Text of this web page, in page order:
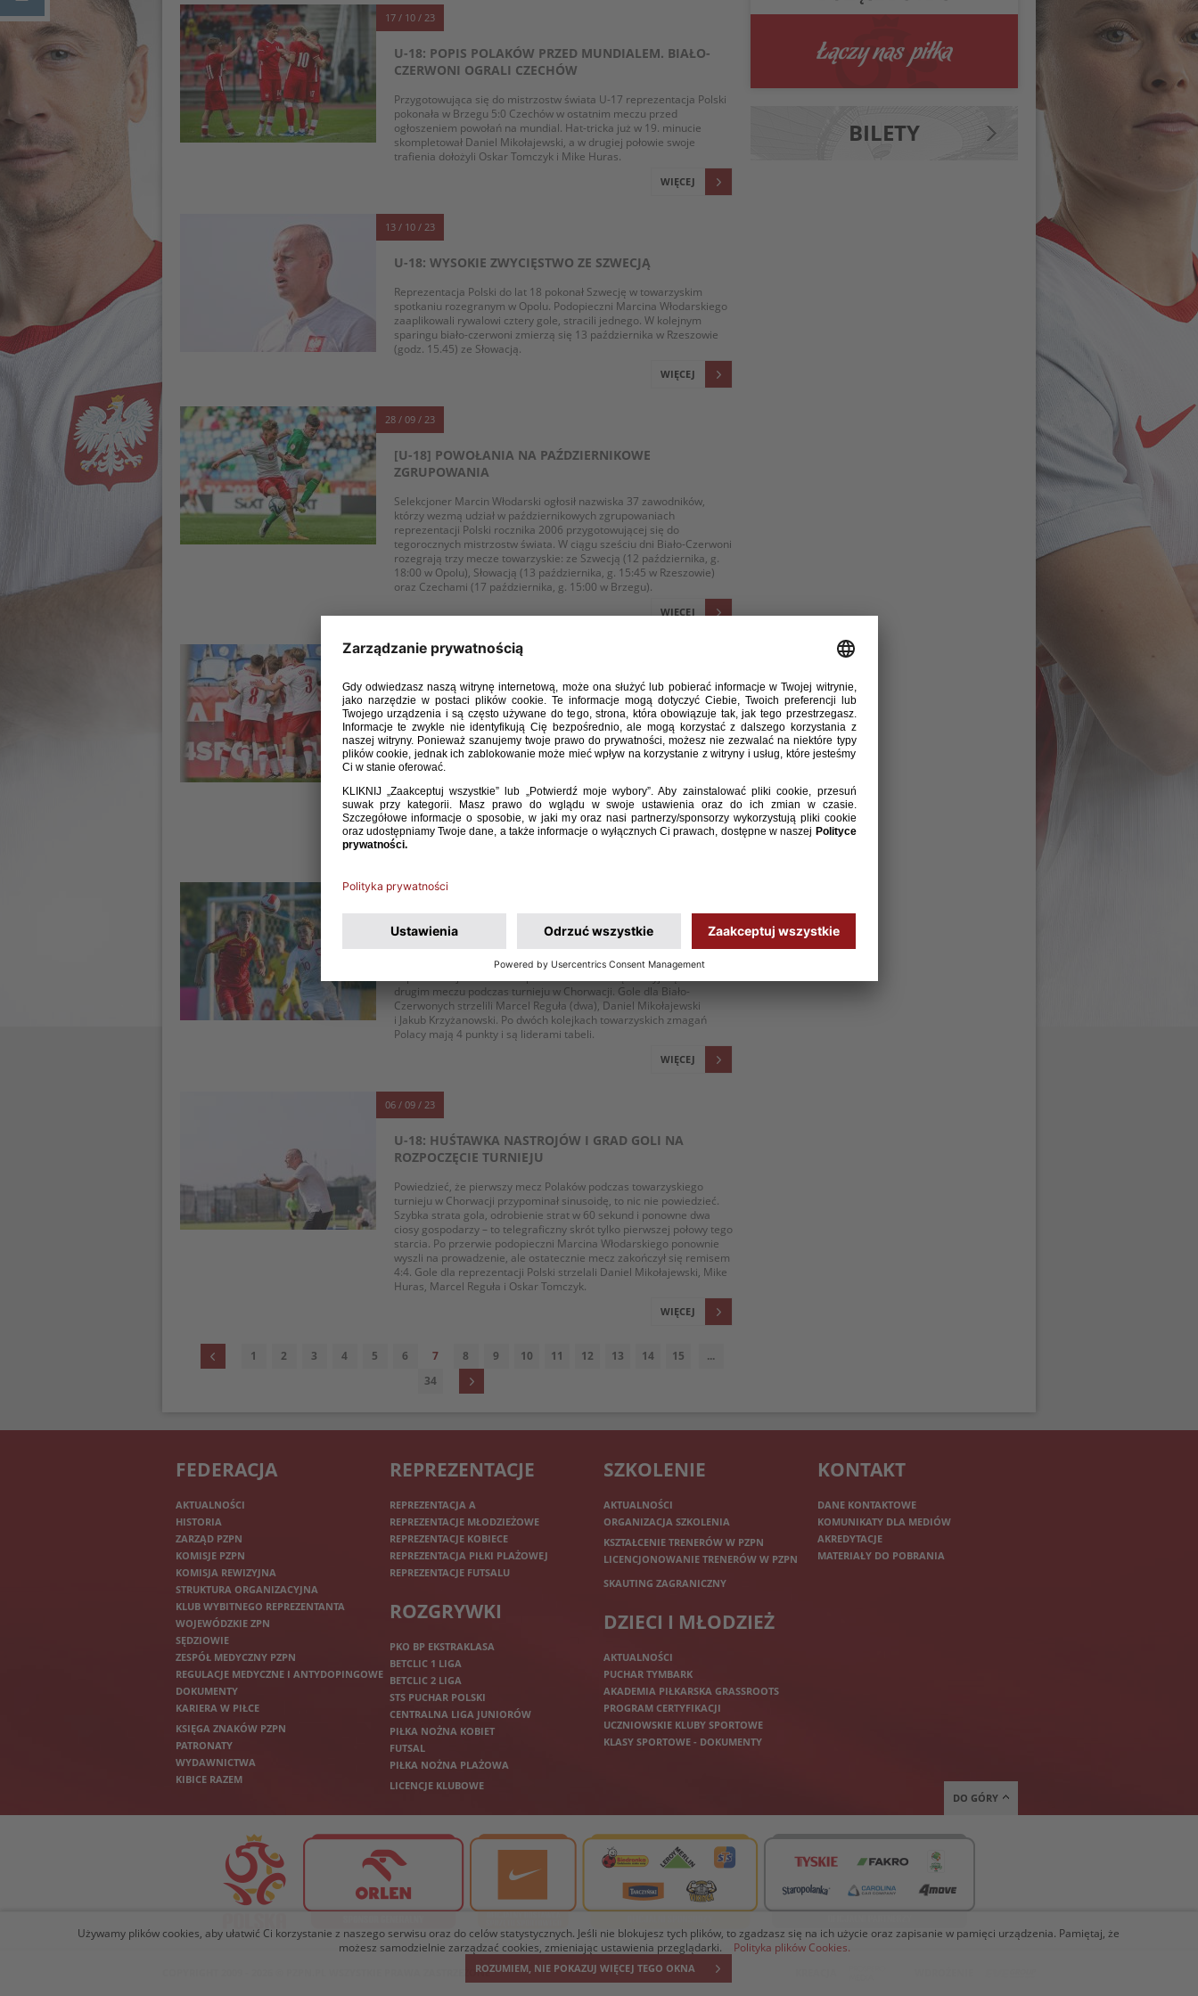
17 / 10 / 23
U-18: POPIS POLAKÓW PRZED MUNDIALEM. BIAŁO-
CZERWONI OGRALI CZECHÓW
Przygotowująca się do mistrzostw świata U-17 reprezentacja Polski
pokonała w Brzegu 5:0 Czechów w ostatnim meczu przed
ogłoszeniem powołań na mundial. Hat-tricka już w 19. minucie
skompletował Daniel Mikołajewski, a w drugiej połowie swoje
trafienia dołożyli Oskar Tomczyk i Mike Huras.
WIĘCEJ
13 / 10 / 23
U-18: WYSOKIE ZWYCIĘSTWO ZE SZWECJĄ
Reprezentacja Polski do lat 18 pokonał Szwecję w towarzyskim
spotkaniu rozegranym w Opolu. Podopieczni Marcina Włodarskiego
zaaplikowali rywalowi cztery gole, stracili jednego. W kolejnym
sparingu biało-czerwoni zmierzą się 13 października w Rzeszowie
(godz. 15.45) ze Słowacją.
WIĘCEJ
28 / 09 / 23
[U-18] POWOŁANIA NA PAŹDZIERNIKOWE
ZGRUPOWANIA
Selekcjoner Marcin Włodarski ogłosił nazwiska 37 zawodników,
którzy wezmą udział w październikowych zgrupowaniach
reprezentacji Polski rocznika 2006 przygotowującej się do
tegorocznych mistrzostw świata. W ciągu sześciu dni Biało-Czerwoni
rozegrają trzy mecze towarzyskie: ze Szwecją (12 października, g.
18:00 w Opolu), Słowacją (13 października, g. 15:45 w Rzeszowie)
oraz Czechami (17 października, g. 15:00 w Brzegu).
WIĘCEJ
12 / 09 / 23
U-18: BIAŁO-CZERWONI POKONALI AUSTRIĘ I
WYGRALI TURNIEJ W CHORWACJI
Reprezentacja Polski do lat 18 wygrała 4:0 z Austrią w swoim
ostatnim meczu podczas turnieju towarzyskiego w Chorwacji. Na
listę strzelców wpisali się najskuteczniejsi zawodnicy w historii kadry
Tomczyk. Zwycięstwo we wtorkowym spotkaniu zagwarantowało
Polakom triumf w całym turnieju bez względu na wynik meczu
Chorwatów z Arabią Saudyjską.
09 / 09 / 23
WYSOKIE ZWYCIĘSTWO POLAKÓW Z ARABIĄ
SAUDYJSKĄ
drugim meczu podczas turnieju w Chorwacji. Gole dla Biało-
Czerwonych strzelili Marcel Reguła (dwa), Daniel Mikołajewski
i Jakub Krzyżanowski. Po dwóch kolejkach towarzyskich zmagań
Polacy mają 4 punkty i są liderami tabeli.
WIĘCEJ
06 / 09 / 23
U-18: HUŚTAWKA NASTROJÓW I GRAD GOLI NA
ROZPOCZĘCIE TURNIEJU
Powiedzieć, że pierwszy mecz Polaków podczas towarzyskiego
turnieju w Chorwacji przypominał sinusoidę, to nic nie powiedzieć.
Szybka strata gola, odrobienie strat w 60 sekund i ponowne dwa
ciosy gospodarzy – to telegraficzny skrót tylko pierwszej połowy tego
starcia. Po przerwie podopieczni Marcina Włodarskiego ponownie
wyszli na prowadzenie, ale ostatecznie mecz zakończył się remisem
4:4. Gole dla reprezentacji Polski strzelali Daniel Mikołajewski, Mike
Huras, Marcel Reguła i Oskar Tomczyk.
WIĘCEJ
1 2 3 4 5 6 7 8 9 10 11 12 13 14 15
...
34
BILETY
FEDERACJA
AKTUALNOŚCI
HISTORIA
ZARZĄD PZPN
KOMISJE PZPN
KOMISJA REWIZYJNA
STRUKTURA ORGANIZACYJNA
KLUB WYBITNEGO REPREZENTANTA
WOJEWÓDZKIE ZPN
SĘDZIOWIE
ZESPÓŁ MEDYCZNY PZPN
REGULACJE MEDYCZNE I ANTYDOPINGOWE
DOKUMENTY
KARIERA W PIŁCE
KSIĘGA ZNAKÓW PZPN
PATRONATY
WYDAWNICTWA
KIBICE RAZEM
REPREZENTACJE
REPREZENTACJA A
REPREZENTACJE MŁODZIEŻOWE
REPREZENTACJE KOBIECE
REPREZENTACJA PIŁKI PLAŻOWEJ
REPREZENTACJE FUTSALU
ROZGRYWKI
PKO BP EKSTRAKLASA
BETCLIC 1 LIGA
BETCLIC 2 LIGA
STS PUCHAR POLSKI
CENTRALNA LIGA JUNIORÓW
PIŁKA NOŻNA KOBIET
FUTSAL
PIŁKA NOŻNA PLAŻOWA
LICENCJE KLUBOWE
SZKOLENIE
AKTUALNOŚCI
ORGANIZACJA SZKOLENIA
KSZTAŁCENIE TRENERÓW W PZPN
LICENCJONOWANIE TRENERÓW W PZPN
SKAUTING ZAGRANICZNY
DZIECI I MŁODZIEŻ
AKTUALNOŚCI
PUCHAR TYMBARK
AKADEMIA PIŁKARSKA GRASSROOTS
PROGRAM CERTYFIKACJI
UCZNIOWSKIE KLUBY SPORTOWE
KLASY SPORTOWE - DOKUMENTY
KONTAKT
DANE KONTAKTOWE
KOMUNIKATY DLA MEDIÓW
AKREDYTACJE
MATERIAŁY DO POBRANIA
DO GÓRY
COPYRIGHT 2009 - 2026 © PZPN.PL WSZYSTKIE PRAWA ZASTRZEŻONE
Używamy plików cookies, aby ułatwić Ci korzystanie z naszego serwisu oraz do celów statystycznych. Jeśli nie blokujesz tych plików, to zgadzasz się na ich użycie oraz zapisanie w pamięci urządzenia. Pamiętaj, że
możesz samodzielnie zarządzać cookies, zmieniając ustawienia przeglądarki.
Polityka plików Cookies.
ROZUMIEM, NIE POKAZUJ WIĘCEJ TEGO OKNA